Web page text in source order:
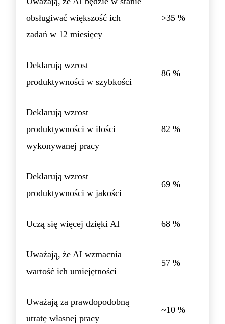
obsługiwać większość ich
zadań w 12 miesięcy
>35 %
Deklarują wzrost
produktywności w szybkości
86 %
Deklarują wzrost
produktywności w ilości
wykonywanej pracy
82 %
Deklarują wzrost
produktywności w jakości
69 %
Uczą się więcej dzięki AI 68 %
Uważają, że AI wzmacnia
wartość ich umiejętności
57 %
Uważają za prawdopodobną
utratę własnej pracy
~10 %